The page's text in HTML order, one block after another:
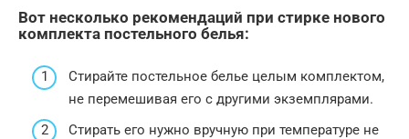
Вот несколько рекомендаций при стирке нового
комплекта постельного белья:
Стирайте постельное белье целым комплектом,
не перемешивая его с другими экземплярами.
Стирать его нужно вручную при температуре не